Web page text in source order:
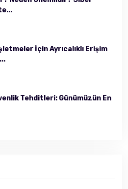
İçin Ayrıcalıklı Erişim
Tehditleri: Günümüzün En